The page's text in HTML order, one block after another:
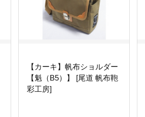
【カーキ】帆布ショルダー
【魁（B5）】 [尾道 帆布鞄
彩工房]